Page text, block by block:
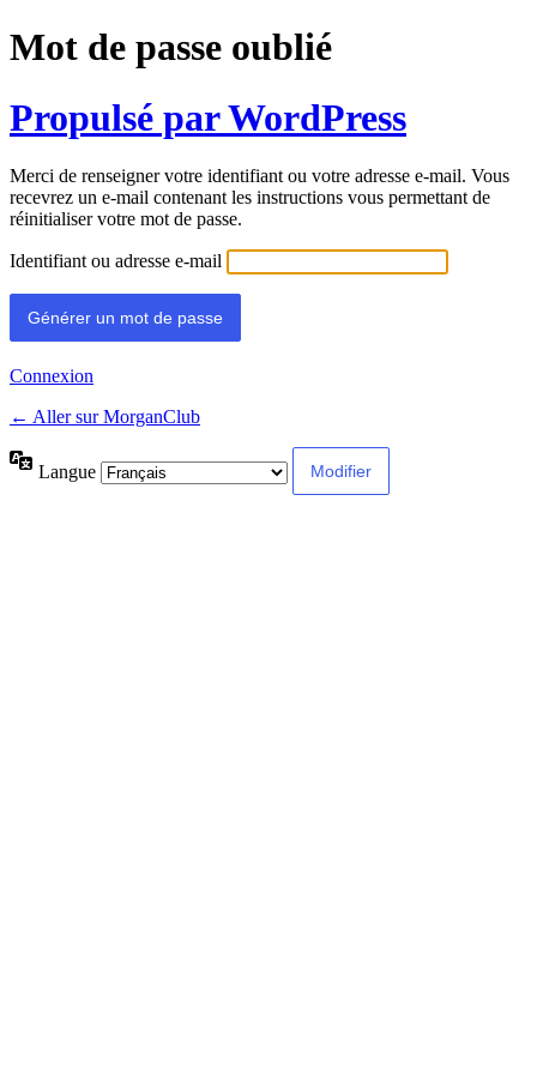
Mot de passe oublié
Propulsé par WordPress
Merci de renseigner votre identifiant ou votre adresse e-mail. Vous
recevrez un e-mail contenant les instructions vous permettant de
réinitialiser votre mot de passe.
Identifiant ou adresse e-mail
Connexion
← Aller sur MorganClub
Langue